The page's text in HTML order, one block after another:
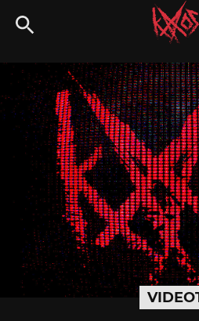
Siirry
suoraan